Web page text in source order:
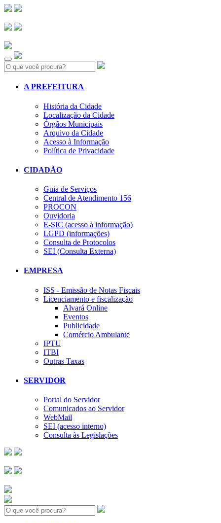
Search:
A PREFEITURA
História da Cidade
Localização da Cidade
Órgãos Municipais
Arquivo da Cidade
Acesso à Informação
Política de Privacidade
CIDADÃO
Guia de Serviços
Central de Atendimento 156
PROCON
Ouvidoria
E-SIC (acesso à informação)
LGPD (informações)
Consulta de Protocolos
SEI (Consulta Externa)
EMPRESA
ISS - Emissão de Notas Fiscais
Licenciamento e fiscalização
Alvará Online
Eventos
Publicidade
Comércio Ambulante
IPTU
ITBI
Outras Taxas
SERVIDOR
Portal do Servidor
Comunicados ao Servidor
WebMail
SEI (acesso interno)
Consulta às Legislações
Search: